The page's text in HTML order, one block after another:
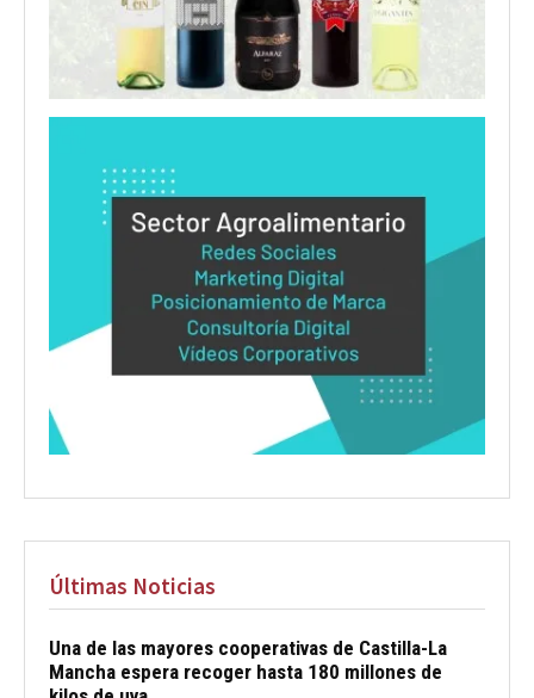
Últimas Noticias
Una de las mayores cooperativas de Castilla-La
Mancha espera recoger hasta 180 millones de